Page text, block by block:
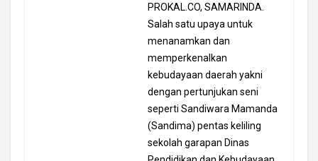
PROKAL.CO, SAMARINDA.
Salah satu upaya untuk
menanamkan dan
memperkenalkan
kebudayaan daerah yakni
dengan pertunjukan seni
seperti Sandiwara Mamanda
(Sandima) pentas keliling
sekolah garapan Dinas